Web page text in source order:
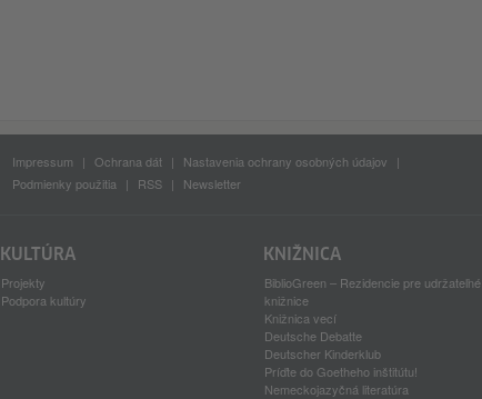
Impressum Ochrana dát
Nastavenia ochrany osobných údajov
Podmienky použitia
RSS Newsletter
KULTÚRA
Projekty
Podpora kultúry
KNIŽNICA
BiblioGreen – Rezidencie pre udržateľné
knižnice
Knižnica vecí
Deutsche Debatte
Deutscher Kinderklub
Príďte do Goetheho inštitútu!
Nemeckojazyčná literatúra